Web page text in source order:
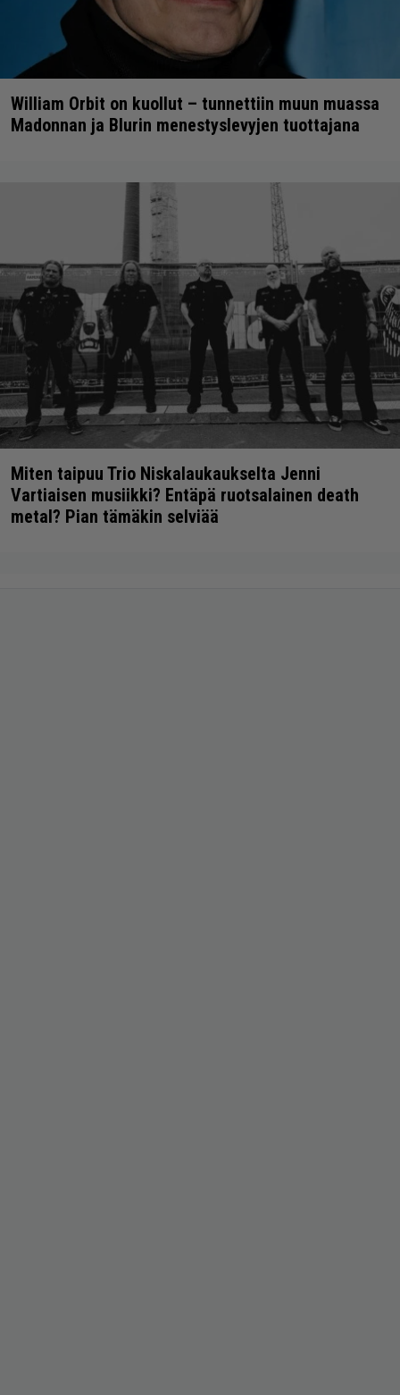
William Orbit on kuollut – tunnettiin muun muassa
Madonnan ja Blurin menestyslevyjen tuottajana
Miten taipuu Trio Niskalaukaukselta Jenni
Vartiaisen musiikki? Entäpä ruotsalainen death
metal? Pian tämäkin selviää